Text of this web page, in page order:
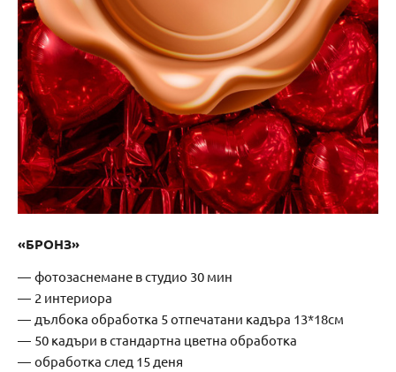
«БРОНЗ»
фотозаснемане в студио 30 мин
2 интериора
дълбока обработка 5 отпечатани кадъра 13*18см
50 кадъри в стандартна цветна обработка
обработка след 15 деня